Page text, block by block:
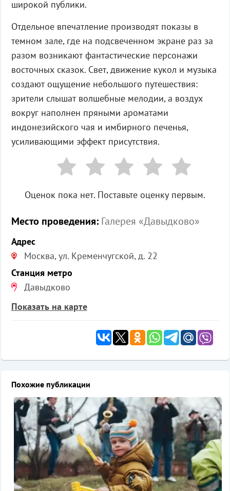
широкой публики.
Отдельное впечатление производят показы в
темном зале, где на подсвеченном экране раз за
разом возникают фантастические персонажи
восточных сказок. Свет, движение кукол и музыка
создают ощущение небольшого путешествия:
зрители слышат волшебные мелодии, а воздух
вокруг наполнен пряными ароматами
индонезийского чая и имбирного печенья,
усиливающими эффект присутствия.
Оценок пока нет. Поставьте оценку первым.
Место проведения:Галерея «Давыдково»
Адрес
Москва, ул. Кременчугской, д. 22
Станция метро
Давыдково
Показать на карте
Похожие публикации